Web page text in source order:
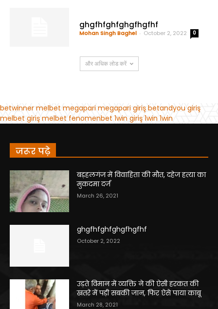
जरूर पढ़े
बड़हलगंज में विवाहिता की मौत, दहेज हत्या का
मुकदमा दर्ज
March 26, 2021
ghgfhfghfghgfhgfhf
October 2, 2022
उड़ते विमान में व्यक्ति ने की ऐसी हरकत की
खतरे में पड़ी सबकी जान, फिर ऐसे पाया काबू
March 28, 2021